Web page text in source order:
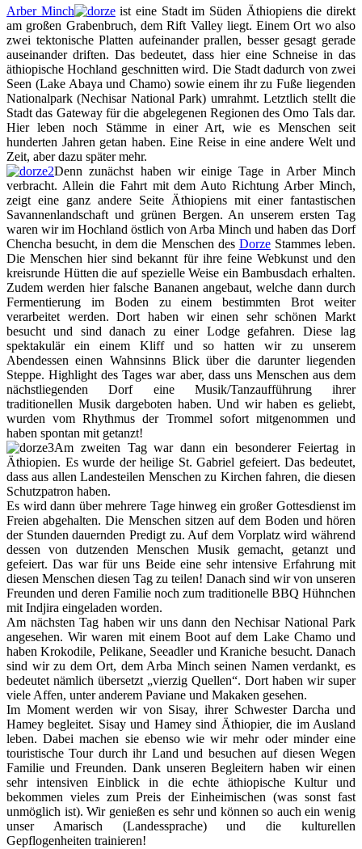
Arber Minch
ist eine Stadt im Süden Äthiopiens die direkt
am großen Grabenbruch, dem Rift Valley liegt. Einem Ort wo also
zwei tektonische Platten aufeinander prallen, besser gesagt gerade
auseinander driften. Das bedeutet, dass hier eine Schneise in das
äthiopische Hochland geschnitten wird. Die Stadt dadurch von zwei
Seen (Lake Abaya und Chamo) sowie einem ihr zu Fuße liegenden
Nationalpark (Nechisar National Park) umrahmt. Letztlich stellt die
Stadt das Gateway für die abgelegenen Regionen des Omo Tals dar.
Hier leben noch Stämme in einer Art, wie es Menschen seit
hunderten Jahren getan haben. Eine Reise in eine andere Welt und
Zeit, aber dazu später mehr.
Denn zunächst haben wir einige Tage in Arber Minch
verbracht. Allein die Fahrt mit dem Auto Richtung Arber Minch,
zeigt eine ganz andere Seite Äthiopiens mit einer fantastischen
Savannenlandschaft und grünen Bergen. An unserem ersten Tag
waren wir im Hochland östlich von Arba Minch und haben das Dorf
Chencha besucht, in dem die Menschen des DorzeStammes leben.
Die Menschen hier sind bekannt für ihre feine Webkunst und den
kreisrunde Hütten die auf spezielle Weise ein Bambusdach erhalten.
Zudem werden hier falsche Bananen angebaut, welche dann durch
Fermentierung im Boden zu einem bestimmten Brot weiter
verarbeitet werden. Dort haben wir einen sehr schönen Markt
besucht und sind danach zu einer Lodge gefahren. Diese lag
spektakulär ein einem Kliff und so hatten wir zu unserem
Abendessen einen Wahnsinns Blick über die darunter liegenden
Steppe. Highlight des Tages war aber, dass uns Menschen aus dem
nächstliegenden Dorf eine Musik/Tanzaufführung ihrer
traditionellen Musik dargeboten haben. Und wir haben es geliebt,
wurden vom Rhythmus der Trommel sofort mitgenommen und
haben spontan mit getanzt!
Am zweiten Tag war dann ein besonderer Feiertag in
Äthiopien. Es wurde der heilige St. Gabriel gefeiert. Das bedeutet,
dass aus allen Landesteilen Menschen zu Kirchen fahren, die diesen
Schutzpatron haben.
Es wird dann über mehrere Tage hinweg ein großer Gottesdienst im
Freien abgehalten. Die Menschen sitzen auf dem Boden und hören
der Stunden dauernden Predigt zu. Auf dem Vorplatz wird während
dessen von dutzenden Menschen Musik gemacht, getanzt und
gefeiert. Das war für uns Beide eine sehr intensive Erfahrung mit
diesen Menschen diesen Tag zu teilen! Danach sind wir von unseren
Freunden und deren Familie noch zum traditionelle BBQ Hühnchen
mit Indjira eingeladen worden.
Am nächsten Tag haben wir uns dann den Nechisar National Park
angesehen. Wir waren mit einem Boot auf dem Lake Chamo und
haben Krokodile, Pelikane, Seeadler und Kraniche besucht. Danach
sind wir zu dem Ort, dem Arba Minch seinen Namen verdankt, es
bedeutet nämlich übersetzt „vierzig Quellen“. Dort haben wir super
viele Affen, unter anderem Paviane und Makaken gesehen.
Im Moment werden wir von Sisay, ihrer Schwester Darcha und
Hamey begleitet. Sisay und Hamey sind Äthiopier, die im Ausland
leben. Dabei machen sie ebenso wie wir mehr oder minder eine
touristische Tour durch ihr Land und besuchen auf diesen Wegen
Familie und Freunden. Dank unseren Begleitern haben wir einen
sehr intensiven Einblick in die echte äthiopische Kultur und
bekommen vieles zum Preis der Einheimischen (was sonst fast
unmöglich ist). Wir genießen es sehr und können so auch ein wenig
unser Amarisch (Landessprache) und die kulturellen
Gepflogenheiten trainieren!